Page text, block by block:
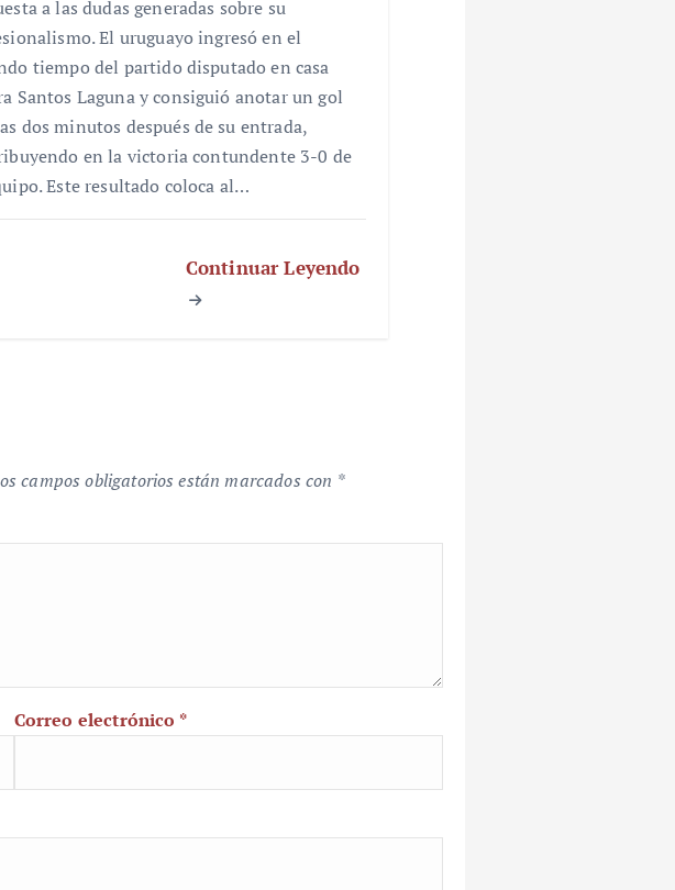
a las dudas generadas sobre su
El uruguayo ingresó en el
tiempo del partido disputado en casa
Santos Laguna y consiguió anotar un gol
dos minutos después de su entrada,
en la victoria contundente 3-0 de
Este resultado coloca al…
Continuar Leyendo
campos obligatorios están marcados con *
Correo electrónico *